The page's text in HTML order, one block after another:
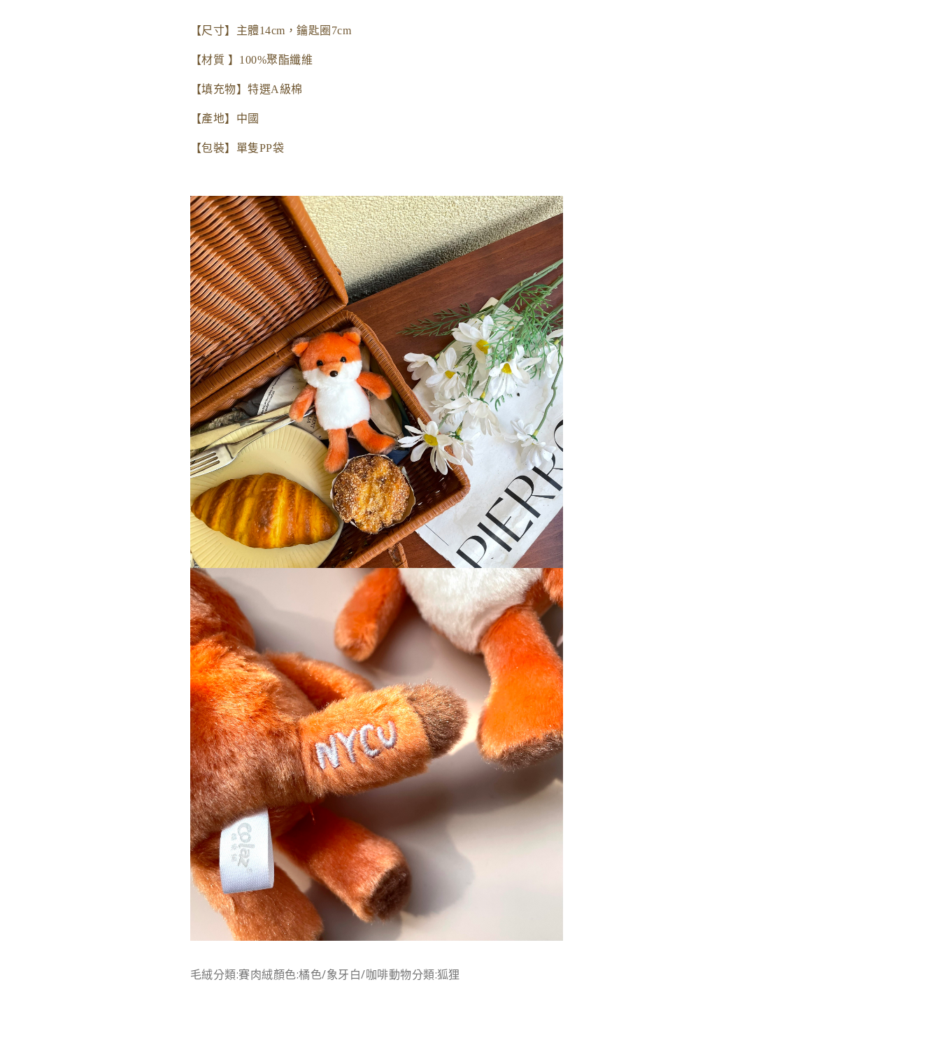
【尺寸】主體14cm，鑰匙圈7cm
【材質 】100%聚酯纖維
【填充物】特選A級棉
【產地】中國
【包裝】單隻PP袋
毛絨分類:賽肉絨顏色:橘色/象牙白/咖啡動物分類:狐狸